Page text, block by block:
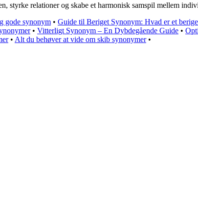
styrke relationer og skabe et harmonisk samspil mellem
gode synonym • Guide til Beriget Synonym: Hvad er et
• Vitterligt Synonym – En Dybdegående Guide •
• Alt du behøver at vide om skib synonymer•